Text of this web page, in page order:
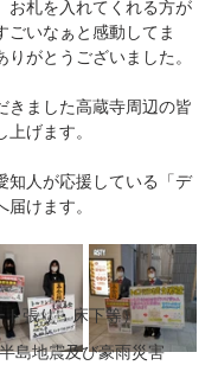
ト張り・床下等）
島地震及び豪雨災害
お札を入れてくれる方が
ごいなぁと感動してま
がとうございました。
きました高蔵寺周辺の皆
げます。
知人が応援している「デ
けます。